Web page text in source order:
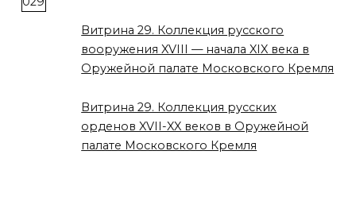
Витрина 29. Коллекция русского
вооружения XVIII — начала XIX века в
Оружейной палате Московского Кремля
Витрина 29. Коллекция русских
орденов XVII-XX веков в Оружейной
палате Московского Кремля